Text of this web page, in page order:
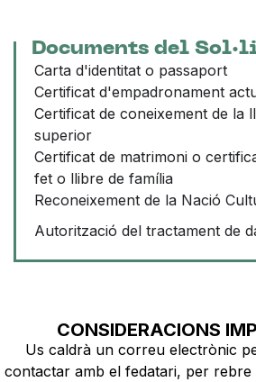
Documents del
Carta d'identitat o passaport
Certificat d'empadronament
Certificat de coneixement de la
superior
Certificat de matrimoni o
fet o llibre de família
Reconeixement de la Nació
Autorització del tractament de
CONSIDERACIONS
Us caldrà un correu electrònic
contactar amb el fedatari, per rebre